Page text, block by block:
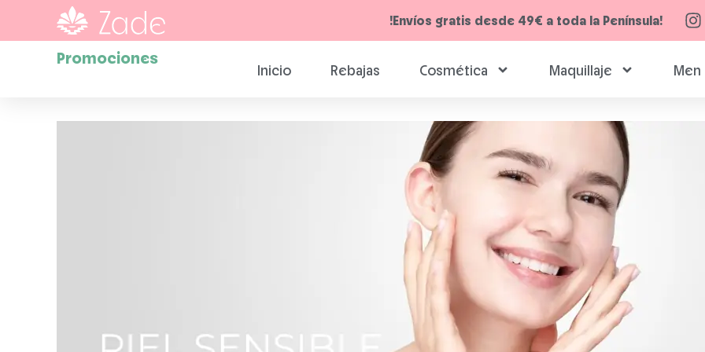
!Envíos gratis desde 49€ a toda la Península!
Promociones
Inicio Rebajas Cosmética Maquillaje Men